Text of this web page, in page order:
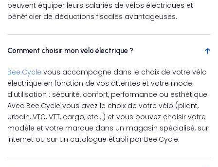
peuvent équiper leurs salariés de vélos électriques et
bénéficier de déductions fiscales avantageuses.
Comment choisir mon vélo électrique ?
Bee.Cycle vous accompagne dans le choix de votre vélo
électrique en fonction de vos attentes et votre mode
d'utilisation : sécurité, confort, performance ou esthétique.
Avec Bee.Cycle vous avez le choix de votre vélo (pliant,
urbain, VTC, VTT, cargo, etc…) et vous pouvez choisir votre
modèle et votre marque dans un magasin spécialisé, sur
internet ou sur un catalogue établi par Bee.Cycle.